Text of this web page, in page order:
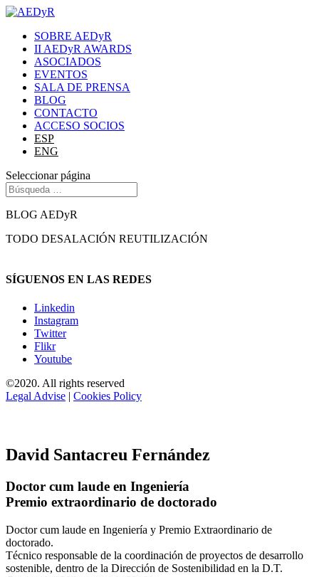
SOBRE AEDyR
II AEDyR AWARDS
ASOCIADOS
EVENTOS
SALA DE PRENSA
BLOG
CONTACTO
ACCESO SOCIOS
ESP
ENG
Seleccionar página
BLOG AEDyR
TODO DESALACIÓN REUTILIZACIÓN
SÍGUENOS EN LAS REDES
Linkedin
Instagram
Twitter
Flikr
Youtube
©2020. All rights reserved
Legal Advise | Cookies Policy
David Santacreu Fernández
Doctor cum laude en Ingeniería
Premio extraordinario de doctorado
Doctor cum laude en Ingeniería y Premio Extraordinario de
doctorado.
Técnico responsable de la coordinación de proyectos de desarrollo
sostenible, dentro de la Dirección de Sostenibilidad en la D.T.